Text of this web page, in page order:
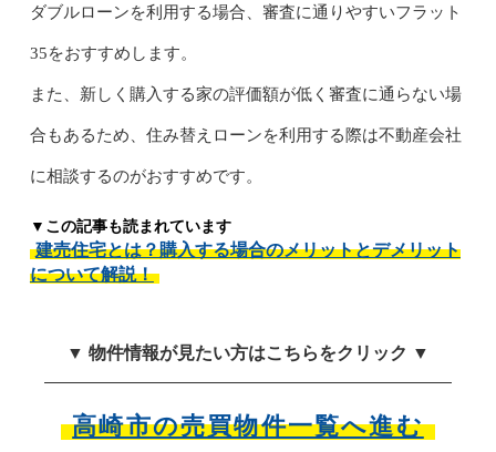
ダブルローンを利用する場合、審査に通りやすいフラット
35をおすすめします。
また、新しく購入する家の評価額が低く審査に通らない場
合もあるため、住み替えローンを利用する際は不動産会社
に相談するのがおすすめです。
▼この記事も読まれています
建売住宅とは？購入する場合のメリットとデメリット
について解説！
▼ 物件情報が見たい方はこちらをクリック ▼
高崎市の売買物件一覧へ進む